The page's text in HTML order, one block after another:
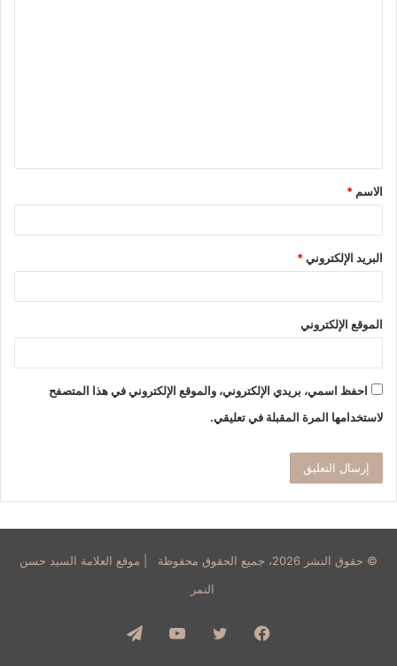
ق
*
الاسم *
البريد الإلكتروني*
الموقع الإلكتروني
احفظ اسمي، بريدي الإلكتروني، والموقع الإلكتروني في هذا المتصفح
لاستخدامها المرة المقبلة في تعليقي.
© حقوق النشر 2026، جميع الحقوق محفوظة | موقع العلامة السيد حسن
النمر
فيسبوك تويتر يوتيوبتيلقرام